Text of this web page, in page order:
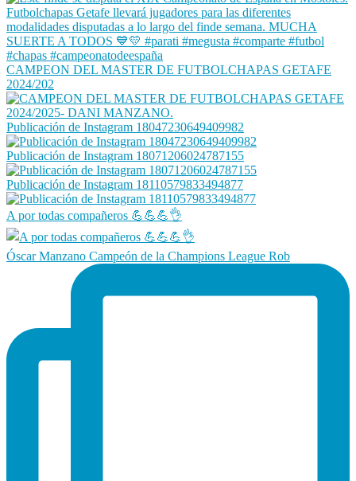
CAMPEON DEL MASTER DE FUTBOLCHAPAS GETAFE
2024/202
Publicación de Instagram 18047230649409982
Publicación de Instagram 18071206024787155
Publicación de Instagram 18110579833494877
A por todas compañeros 💪💪💪👌
Óscar Manzano Campeón de la Champions League Rob